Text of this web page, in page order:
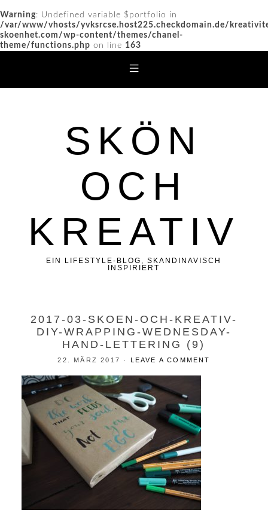
Warning: Undefined variable $portfolio in
/var/www/vhosts/yvksrcse.host225.checkdomain.de/
skoenhet.com/wp-content/themes/chanel-
theme/functions.php on line 163
SKÖN
OCH
KREATIV
EIN LIFESTYLE-BLOG, SKANDINAVISCH
INSPIRIERT
2017-03-SKOEN-OCH-KREATIV-
DIY-WRAPPING-WEDNESDAY-
HAND-LETTERING (9)
22. MÄRZ 2017 · LEAVE A COMMENT